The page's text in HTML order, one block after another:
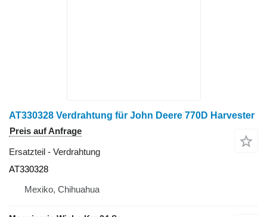
AT330328 Verdrahtung für John Deere 770D Harvester
Preis auf Anfrage
Ersatzteil - Verdrahtung
AT330328
Mexiko, Chihuahua